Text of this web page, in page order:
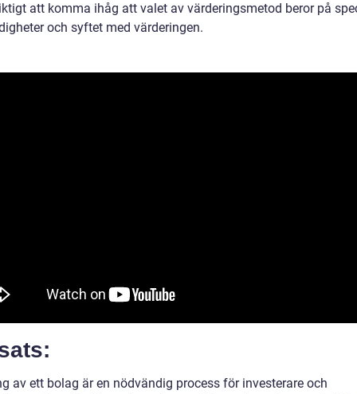
att komma ihåg att valet av värderingsmetod beror på
och syftet med värderingen.
av ett bolag är en nödvändig process för investerare och